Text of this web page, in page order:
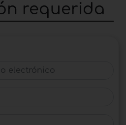
requerida
electrónico